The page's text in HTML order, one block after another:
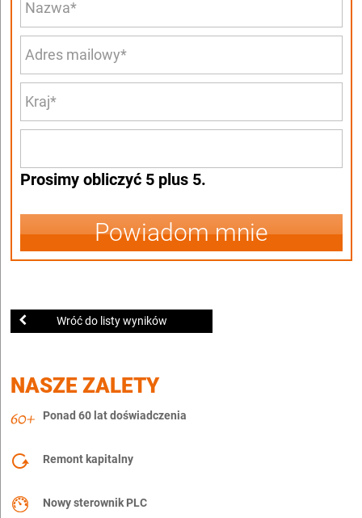
Prosimy obliczyć 5 plus 5.
Powiadom mnie
Wróć do listy wyników
NASZE ZALETY
Ponad 60 lat doświadczenia
Remont kapitalny
Nowy sterownik PLC